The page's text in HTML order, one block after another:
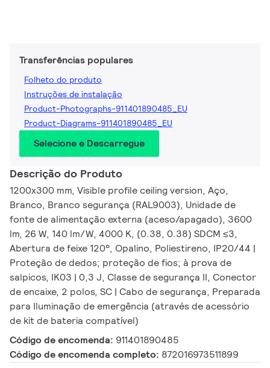
Transferências populares
Folheto do produto
Instruções de instalação
Product-Photographs-911401890485_EU
Product-Diagrams-911401890485_EU
Selecione e Descarregue
Descrição do Produto
1200x300 mm, Visible profile ceiling version, Aço,
Branco, Branco segurança (RAL9003), Unidade de
fonte de alimentação externa (aceso/apagado), 3600
lm, 26 W, 140 lm/W, 4000 K, (0.38, 0.38) SDCM ≤3,
Abertura de feixe 120°, Opalino, Poliestireno, IP20/44 |
Proteção de dedos; proteção de fios; à prova de
salpicos, IK03 | 0,3 J, Classe de segurança II, Conector
de encaixe, 2 polos, SC | Cabo de segurança, Preparada
para Iluminação de emergência (através de acessório
de kit de bateria compatível)
Código de encomenda: 911401890485
Código de encomenda completo: 872016973511899